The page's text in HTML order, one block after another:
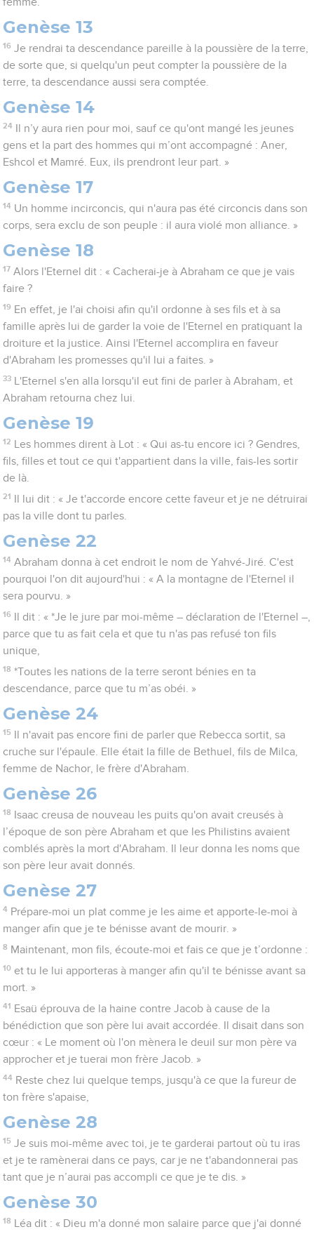
Genèse 13
16 Je rendrai ta descendance pareille à la poussière de la terre,
de sorte que, si quelqu'un peut compter la poussière de la
terre, ta descendance aussi sera comptée.
Genèse 14
24
Il n’y aura rien pour moi, sauf ce qu'ont mangé les jeunes
gens et la part des hommes qui m’ont accompagné : Aner,
Eshcol et Mamré. Eux, ils prendront leur part. »
Genèse 17
14 Un homme incirconcis, qui n'aura pas été circoncis dans son
corps, sera exclu de son peuple : il aura violé mon alliance. »
Genèse 18
17 Alors l'Eternel dit : « Cacherai-je à Abraham ce que je vais
faire ?
19 En effet, je l'ai choisi afin qu'il ordonne à ses fils et à sa
famille après lui de garder la voie de l'Eternel en pratiquant la
droiture et la justice. Ainsi l'Eternel accomplira en faveur
d'Abraham les promesses qu'il lui a faites. »
33
L'Eternel s'en alla lorsqu'il eut fini de parler à Abraham, et
Abraham retourna chez lui.
Genèse 19
12
Les hommes dirent à Lot : « Qui as-tu encore ici ? Gendres,
fils, filles et tout ce qui t'appartient dans la ville, fais-les sortir
de là.
21
Il lui dit : « Je t'accorde encore cette faveur et je ne détruirai
pas la ville dont tu parles.
Genèse 22
14 Abraham donna à cet endroit le nom de Yahvé-Jiré. C'est
pourquoi l'on dit aujourd'hui : « A la montagne de l'Eternel il
sera pourvu. »
16
Il dit : « *Je le jure par moi-même – déclaration de l'Eternel –,
parce que tu as fait cela et que tu n'as pas refusé ton fils
unique,
18 *Toutes les nations de la terre seront bénies en ta
descendance, parce que tu m’as obéi. »
Genèse 24
15
Il n'avait pas encore fini de parler que Rebecca sortit, sa
cruche sur l'épaule. Elle était la fille de Bethuel, fils de Milca,
femme de Nachor, le frère d'Abraham.
Genèse 26
18
Isaac creusa de nouveau les puits qu'on avait creusés à
l’époque de son père Abraham et que les Philistins avaient
comblés après la mort d'Abraham. Il leur donna les noms que
son père leur avait donnés.
Genèse 27
4 Prépare-moi un plat comme je les aime et apporte-le-moi à
manger afin que je te bénisse avant de mourir. »
8 Maintenant, mon fils, écoute-moi et fais ce que je t’ordonne :
10 et tu le lui apporteras à manger afin qu'il te bénisse avant sa
mort. »
41 Esaü éprouva de la haine contre Jacob à cause de la
bénédiction que son père lui avait accordée. Il disait dans son
cœur : « Le moment où l'on mènera le deuil sur mon père va
approcher et je tuerai mon frère Jacob. »
44 Reste chez lui quelque temps, jusqu'à ce que la fureur de
ton frère s'apaise,
Genèse 28
15 Je suis moi-même avec toi, je te garderai partout où tu iras
et je te ramènerai dans ce pays, car je ne t'abandonnerai pas
tant que je n’aurai pas accompli ce que je te dis. »
Genèse 30
18
Léa dit : « Dieu m'a donné mon salaire parce que j'ai donné